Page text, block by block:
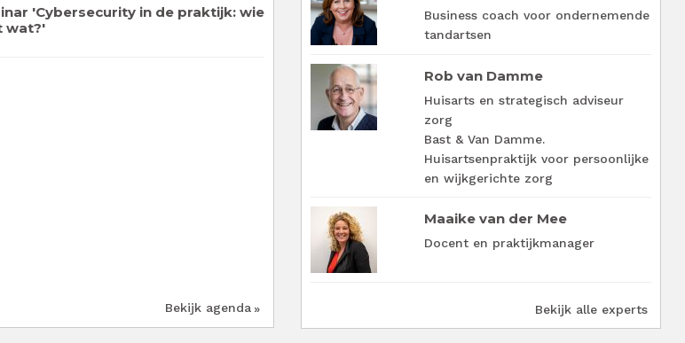
'Cybersecurity in de praktijk: wie
wat?'
Bekijk agenda
Business coach voor ondernemende
tandartsen
Rob van Damme
Huisarts en strategisch adviseur
zorg
Bast & Van Damme.
Huisartsenpraktijk voor persoonlijke
en wijkgerichte zorg
Maaike van der Mee
Docent en praktijkmanager
Bekijk alle experts